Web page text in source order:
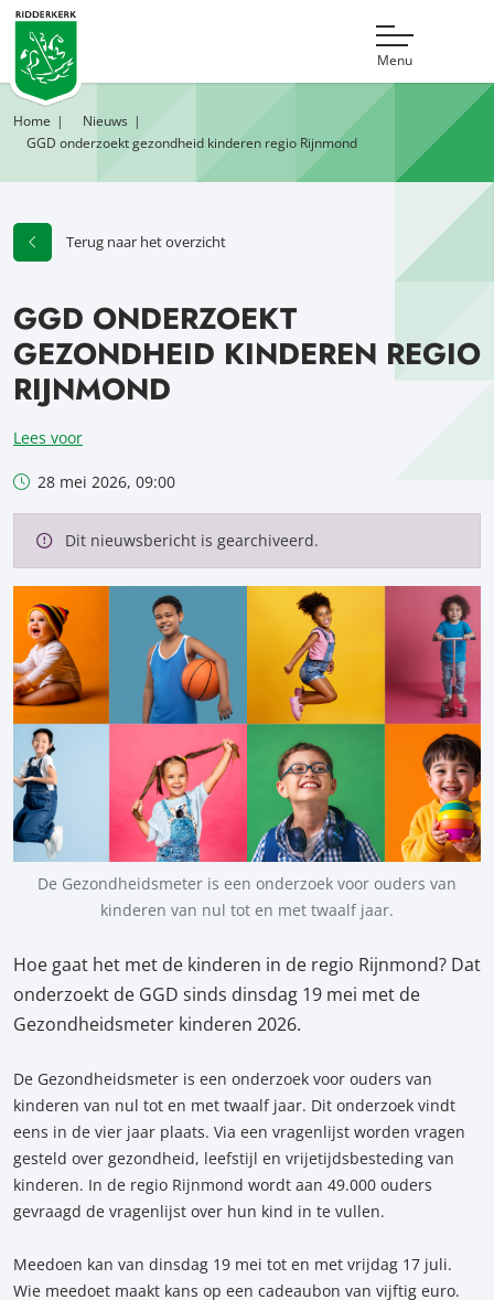
Menu
Home
Nieuws
GGD onderzoekt gezondheid kinderen regio Rijnmond
Terug naar het overzicht
GGD ONDERZOEKT
GEZONDHEID KINDEREN REGIO
RIJNMOND
Lees voor
28 mei 2026, 09:00
Dit nieuwsbericht is gearchiveerd.
De Gezondheidsmeter is een onderzoek voor ouders van
kinderen van nul tot en met twaalf jaar.
Hoe gaat het met de kinderen in de regio Rijnmond? Dat
onderzoekt de GGD sinds dinsdag 19 mei met de
Gezondheidsmeter kinderen 2026.
De Gezondheidsmeter is een onderzoek voor ouders van
kinderen van nul tot en met twaalf jaar. Dit onderzoek vindt
eens in de vier jaar plaats. Via een vragenlijst worden vragen
gesteld over gezondheid, leefstijl en vrijetijdsbesteding van
kinderen. In de regio Rijnmond wordt aan 49.000 ouders
gevraagd de vragenlijst over hun kind in te vullen.
Meedoen kan van dinsdag 19 mei tot en met vrijdag 17 juli.
Wie meedoet maakt kans op een cadeaubon van vijftig euro.